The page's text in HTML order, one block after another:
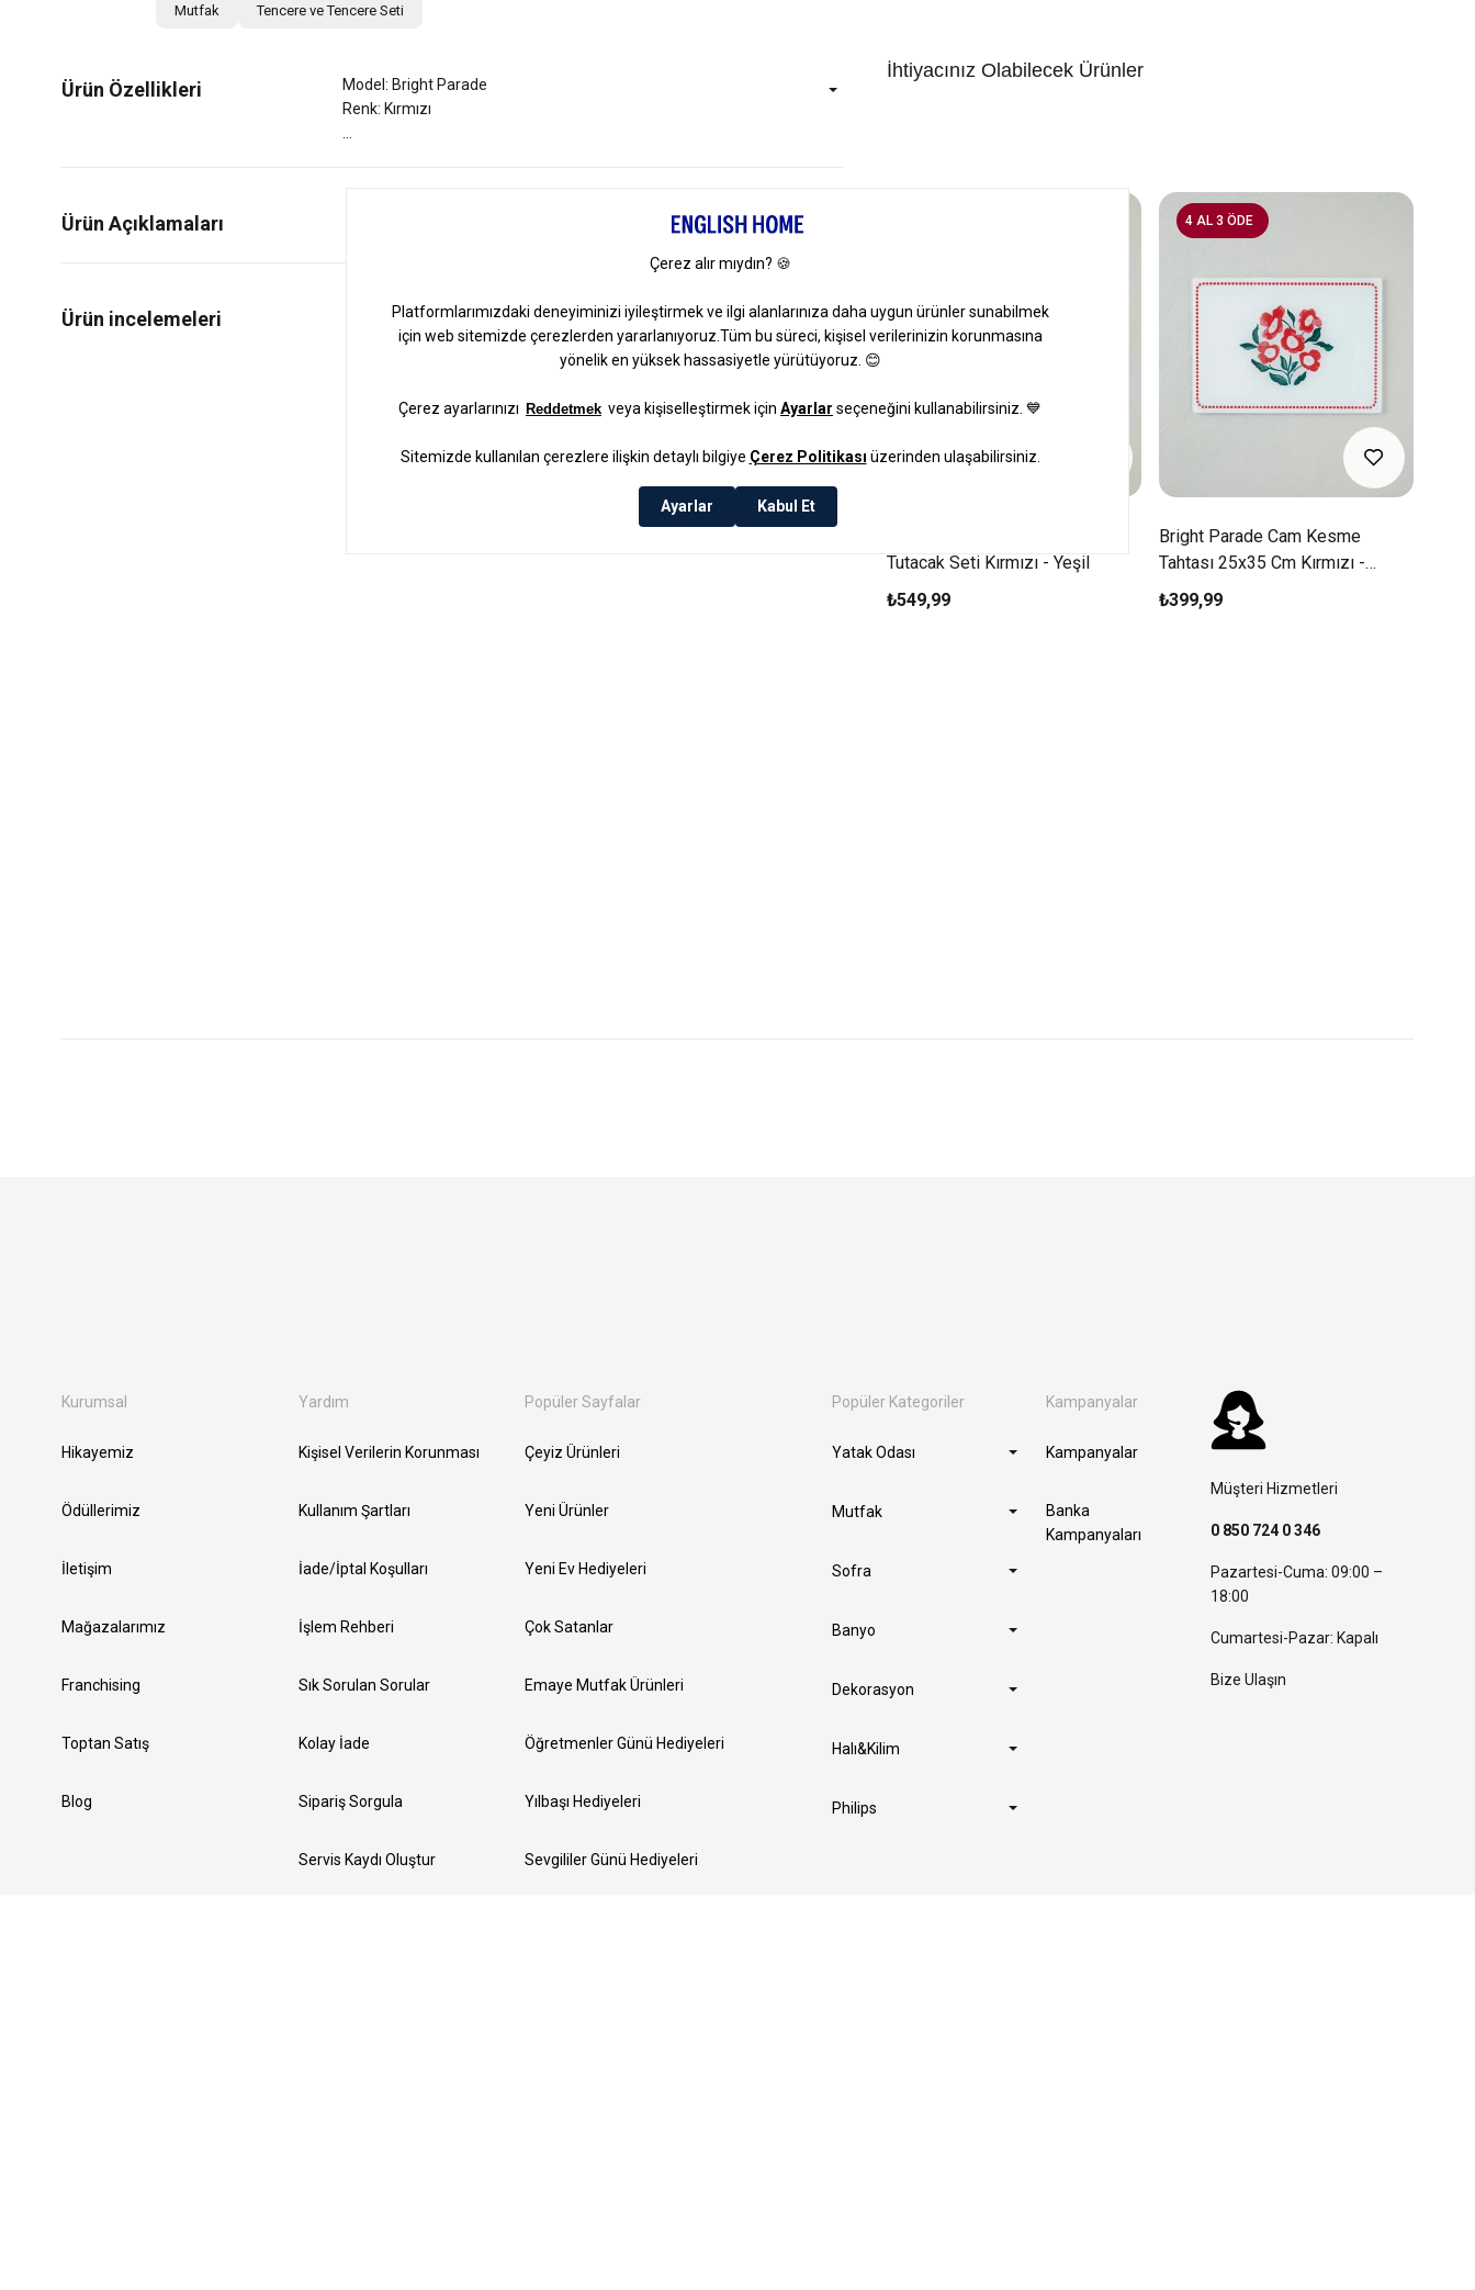
Mutfak Tencere ve Tencere Seti
Ürün Özellikleri
Model: Bright Parade
Renk: Kırmızı
Ürün Açıklamaları
1
İhtiyacınız Olabilecek Ürünler
Tutacak Seti Kırmızı - Yeşil
₺549,99
Bright Parade Cam Kesme
Tahtası 25x35 Cm Kırmızı -
Beyaz
₺399,99
4 AL 3 ÖDE
Kurumsal
Hikayemiz
Ödüllerimiz
İletişim
Mağazalarımız
Franchising
Toptan Satış
Blog
Yardım
Kişisel Verilerin Korunması
Kullanım Şartları
İade/İptal Koşulları
İşlem Rehberi
Sık Sorulan Sorular
Kolay İade
Sipariş Sorgula
Servis Kaydı Oluştur
Popüler Sayfalar
Çeyiz Ürünleri
Yeni Ürünler
Yeni Ev Hediyeleri
Çok Satanlar
Emaye Mutfak Ürünleri
Öğretmenler Günü Hediyeleri
Yılbaşı Hediyeleri
Sevgililer Günü Hediyeleri
Popüler Kategoriler
Yatak Odası
Mutfak
Sofra
Banyo
Dekorasyon
Halı&Kilim
Philips
Kampanyalar
Kampanyalar
Banka
Kampanyaları
Müşteri Hizmetleri
0 850 724 0 346
Pazartesi-Cuma: 09:00 –
18:00
Cumartesi-Pazar: Kapalı
Bize Ulaşın